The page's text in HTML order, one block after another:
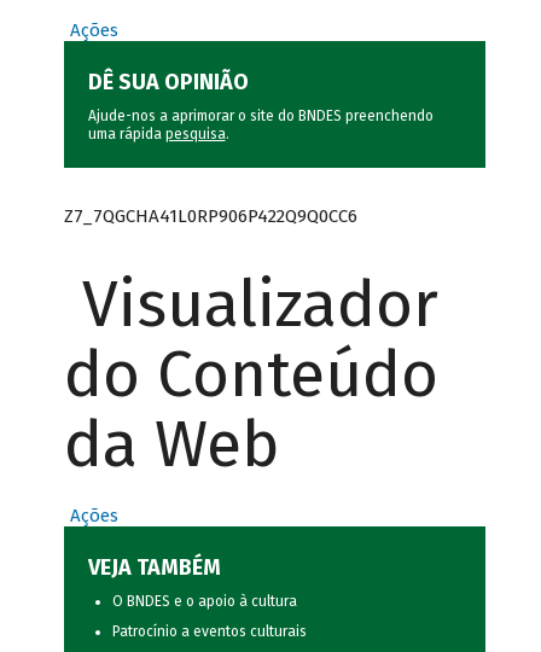
Ações
DÊ SUA OPINIÃO
Ajude-nos a aprimorar o site do BNDES preenchendo
uma rápida pesquisa.
Z7_7QGCHA41L0RP906P422Q9Q0CC6
Visualizador
do Conteúdo
da Web
Ações
VEJA TAMBÉM
O BNDES e o apoio à cultura
Patrocínio a eventos culturais